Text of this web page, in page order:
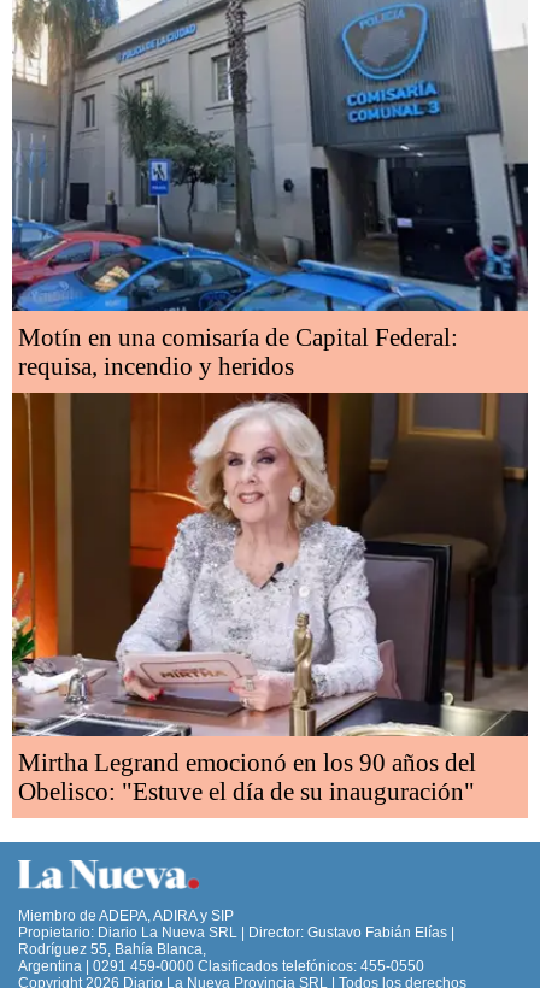
Motín en una comisaría de Capital Federal:
requisa, incendio y heridos
Mirtha Legrand emocionó en los 90 años del
Obelisco: "Estuve el día de su inauguración"
Miembro de ADEPA, ADIRA y SIP
Propietario: Diario La Nueva SRL | Director: Gustavo Fabián Elías |
Rodríguez 55, Bahía Blanca,
Argentina | 0291 459-0000 Clasificados telefónicos: 455-0550
Copyright 2026 Diario La Nueva Provincia SRL | Todos los derechos